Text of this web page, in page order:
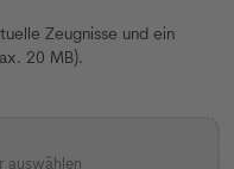
Zeugnisse und ein
20 MB).
auswählen